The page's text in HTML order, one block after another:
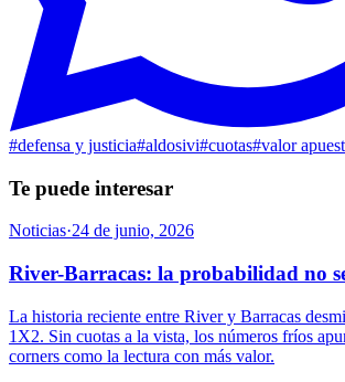
#defensa y justicia#aldosivi#cuotas#valor
Te puede interesar
Noticias·24 de junio, 2026
River-Barracas: la probabilidad no
La historia reciente entre River y Barracas
1X2. Sin cuotas a la vista, los números fríos
corners como la lectura con más valor.